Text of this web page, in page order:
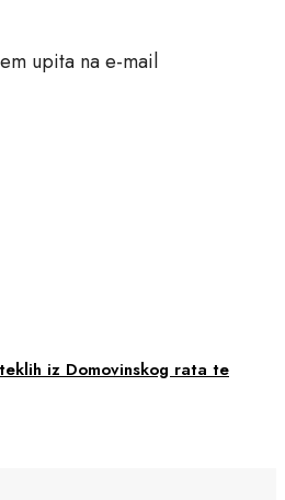
upita na e-mail
iz Domovinskog rata te